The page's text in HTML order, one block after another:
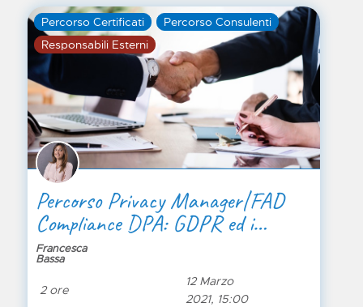
Percorso Certificati
Percorso Consulenti
Responsabili Esterni
Percorso Privacy Manager|FAD
Compliance DPA: GDPR ed i
responsabili esterni nel settore del
marketing, differenze e garanzie
Francesca
Bassa
2 ore
12 Marzo
2021, 15:00